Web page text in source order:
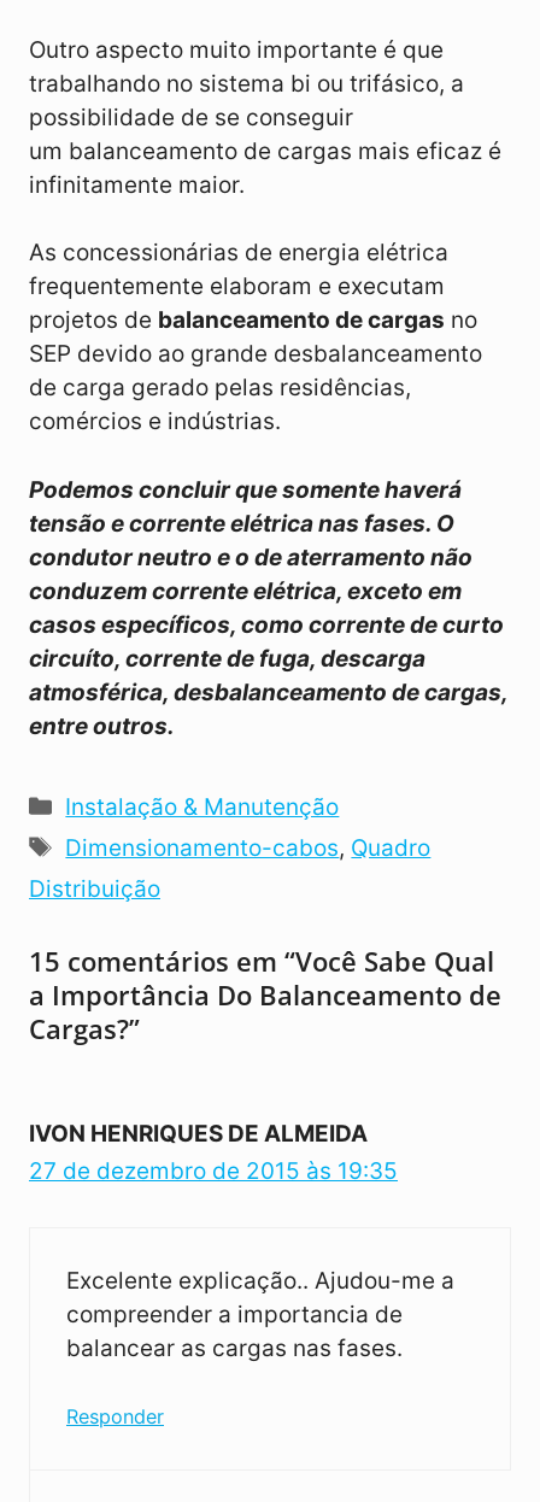
Outro aspecto muito importante é que
trabalhando no sistema bi ou trifásico, a
possibilidade de se conseguir
um balanceamento de cargas mais eficaz é
infinitamente maior.
As concessionárias de energia elétrica
frequentemente elaboram e executam
projetos de balanceamento de cargas no
SEP devido ao grande desbalanceamento
de carga gerado pelas residências,
comércios e indústrias.
Podemos concluir que somente haverá
tensão e corrente elétrica nas fases. O
condutor neutro e o de aterramento não
conduzem corrente elétrica, exceto em
casos específicos, como corrente de curto
circuíto, corrente de fuga, descarga
atmosférica, desbalanceamento de cargas,
entre outros.
Categorias
Instalação & Manutenção
Tags
Dimensionamento-cabos, Quadro
Distribuição
15 comentários em “Você Sabe Qual
a Importância Do Balanceamento de
Cargas?”
IVON HENRIQUES DE ALMEIDA
27 de dezembro de 2015 às 19:35
Excelente explicação.. Ajudou-me a
compreender a importancia de
balancear as cargas nas fases.
Responder